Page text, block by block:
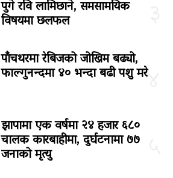
पुगे रवि लामिछाने, समसामयिक
विषयमा छलफल
४
पाँचथरमा रेबिजको जोखिम बढ्यो,
फाल्गुनन्दमा ४० भन्दा बढी पशु मरे
झापामा एक वर्षमा २४ हजार ६८०
चालक कारबाहीमा, दुर्घटनामा ७७
जनाको मृत्यु